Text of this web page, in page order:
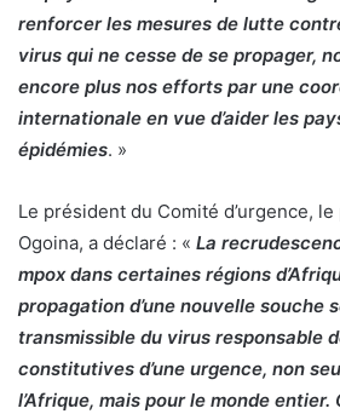
renforcer les mesures de lutte
virus qui ne cesse de se propager,
encore plus nos efforts par une
internationale en vue d’aider les
épidémies. »
Le président du Comité d’urgence,
Ogoina, a déclaré : « La
mpox dans certaines régions
propagation d’une nouvelle souche
transmissible du virus responsable
constitutives d’une urgence, non
l’Afrique, mais pour le monde entier.